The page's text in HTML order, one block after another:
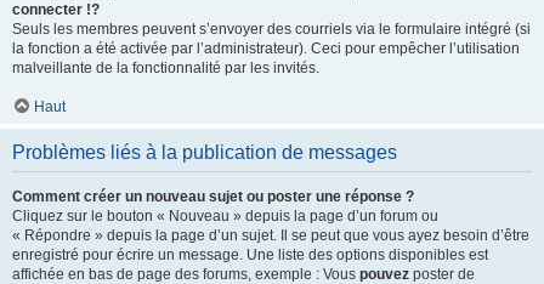
connecter !?
Seuls les membres peuvent s’envoyer des courriels via le formulaire intégré (si
la fonction a été activée par l’administrateur). Ceci pour empêcher l’utilisation
malveillante de la fonctionnalité par les invités.
Haut
Problèmes liés à la publication de messages
Comment créer un nouveau sujet ou poster une réponse ?
Cliquez sur le bouton « Nouveau » depuis la page d’un forum ou
« Répondre » depuis la page d’un sujet. Il se peut que vous ayez besoin d’être
enregistré pour écrire un message. Une liste des options disponibles est
affichée en bas de page des forums, exemple : Vous pouvez poster de